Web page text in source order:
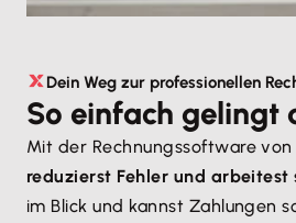
Dein Weg zur professionellen
So einfach gelingt
Mit der Rechnungssoftware von
reduzierst Fehler und arbeitest
im Blick und kannst Zahlungen